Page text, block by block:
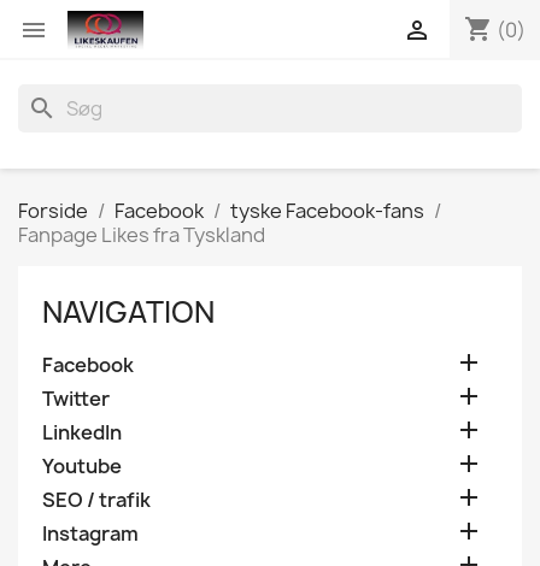
 shopping_cart (0)

search
Forside Facebook
tyske Facebook-fans
Fanpage Likes fra Tyskland
NAVIGATION
Facebook 
Twitter 
LinkedIn 
Youtube 
SEO / trafik 
Instagram 